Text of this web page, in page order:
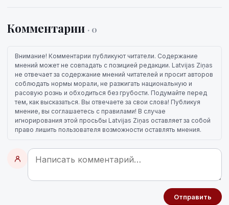
Комментарии · 0
Внимание! Комментарии публикуют читатели. Содержание
мнений может не совпадать с позицией редакции. Latvijas Ziņas
не отвечает за содержание мнений читателей и просит авторов
соблюдать нормы морали, не разжигать национальную и
расовую рознь и обходиться без грубости. Подумайте перед
тем, как высказаться. Вы отвечаете за свои слова! Публикуя
мнение, вы соглашаетесь с правилами! В случае
игнорирования этой просьбы Latvijas Ziņas оставляет за собой
право лишить пользователя возможности оставлять мнения.
Отправить